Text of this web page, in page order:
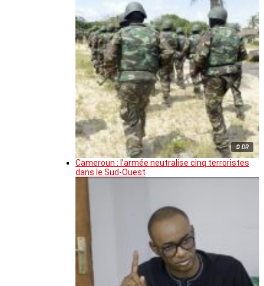
© DR
Cameroun : l’armée neutralise cinq terroristes
dans le Sud-Ouest